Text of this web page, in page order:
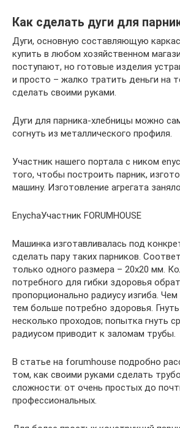
Как сделать дуги для
Дуги, основную составляющую
купить в любом хозяйственном
поступают, но готовые изделия
и просто – жалко тратить деньги на
сделать своими руками.
Дуги для парника-хлебницы можно
согнуть из металлического профиля.
Участник нашего портала с ником
того, чтобы построить парник,
машину. Изготовление агрегата
EnychaУчастник FORUMHOUSE
Машинка изготавливалась под
сделать пару таких парников.
только одного размера – 20х20 мм.
потребного для гибки здоровья
пропорционально радиусу изгиба.
тем больше потребно здоровья.
несколько проходов; попытка гнуть
радиусом приводит к заломам трубы.
В статье на forumhouse подробно
том, как своими руками сделать
сложности: от очень простых до
профессиональных.